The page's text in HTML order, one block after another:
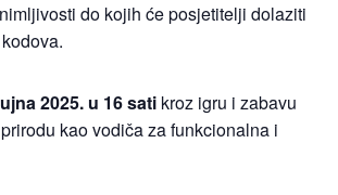
do kojih će posjetitelji dolaziti
2025. u 16 sati kroz igru i zabavu
prirodu kao vodiča za funkcionalna i